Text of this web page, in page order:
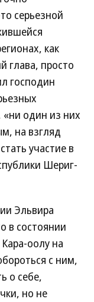
серьезной
как
глава, просто
господин
один из них
на взгляд
участие в
Шериг-
Эльвира
в состоянии
оолу на
с ним,
о себе,
но не